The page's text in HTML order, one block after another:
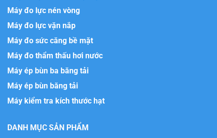
Máy đo lực nén vòng
Máy đo lực vặn nắp
Máy đo sức căng bề mặt
Máy đo thẩm thấu hơi nước
Máy ép bùn ba băng tải
Máy ép bùn băng tải
Máy kiểm tra kích thước hạt
DANH MỤC SẢN PHẨM